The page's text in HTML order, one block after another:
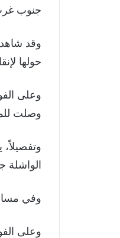
جنوب غرب الرياض بـ25 كلم،
وقد
حولها
وعلى
وصلت
الواشلة جنوب
وفي
وعلى